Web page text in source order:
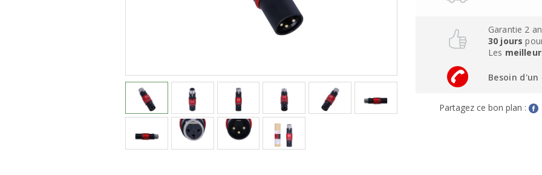
Garantie 2
30 jours
Les
Besoin d'un
Partagez ce bon plan :